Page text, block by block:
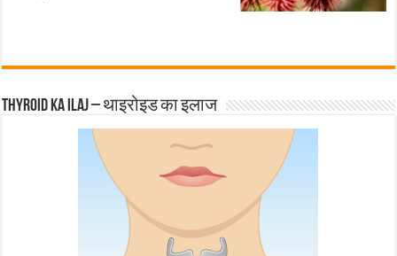
Thyroid ka ilaj – थाइरोइड का इलाज